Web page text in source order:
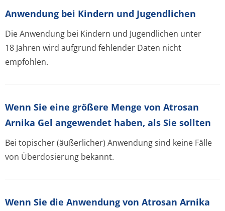
Anwendung bei Kindern und Jugendlichen
Die Anwendung bei Kindern und Jugendlichen unter
18 Jahren wird aufgrund fehlender Daten nicht
empfohlen.
Wenn Sie eine größere Menge von Atrosan
Arnika Gel angewendet haben, als Sie sollten
Bei topischer (äußerlicher) Anwendung sind keine Fälle
von Überdosierung bekannt.
Wenn Sie die Anwendung von Atrosan Arnika